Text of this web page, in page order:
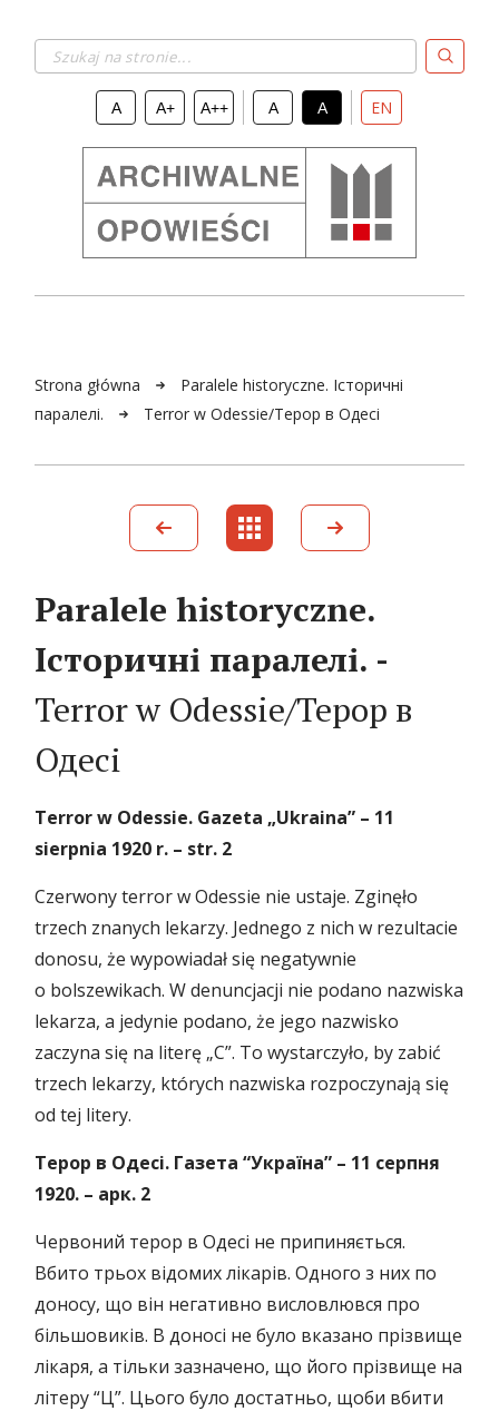
A A+ A++ A A EN
Strona główna
Paralele historyczne. Історичні
паралелі.
Terror w Odessie/Терор в Одесі
Paralele historyczne.
Історичні паралелі. -
Terror w Odessie/Терор в
Одесі
Terror w Odessie. Gazeta „Ukraina” – 11
sierpnia 1920 r. – str. 2
Czerwony terror w Odessie nie ustaje. Zginęło
trzech znanych lekarzy. Jednego z nich w rezultacie
donosu, że wypowiadał się negatywnie
o bolszewikach. W denuncjacji nie podano nazwiska
lekarza, a jedynie podano, że jego nazwisko
zaczyna się na literę „C”. To wystarczyło, by zabić
trzech lekarzy, których nazwiska rozpoczynają się
od tej litery.
Терор в Одесі. Газета “Україна” – 11 серпня
1920. – арк. 2
Червоний терор в Одесі не припиняється.
Вбито трьох відомих лікарів. Одного з них по
доносу, що він негативно висловлювся про
більшовиків. В доносі не було вказано прізвище
лікаря, а тільки зазначено, що його прізвище на
літеру “Ц”. Цього було достатньо, щоби вбити